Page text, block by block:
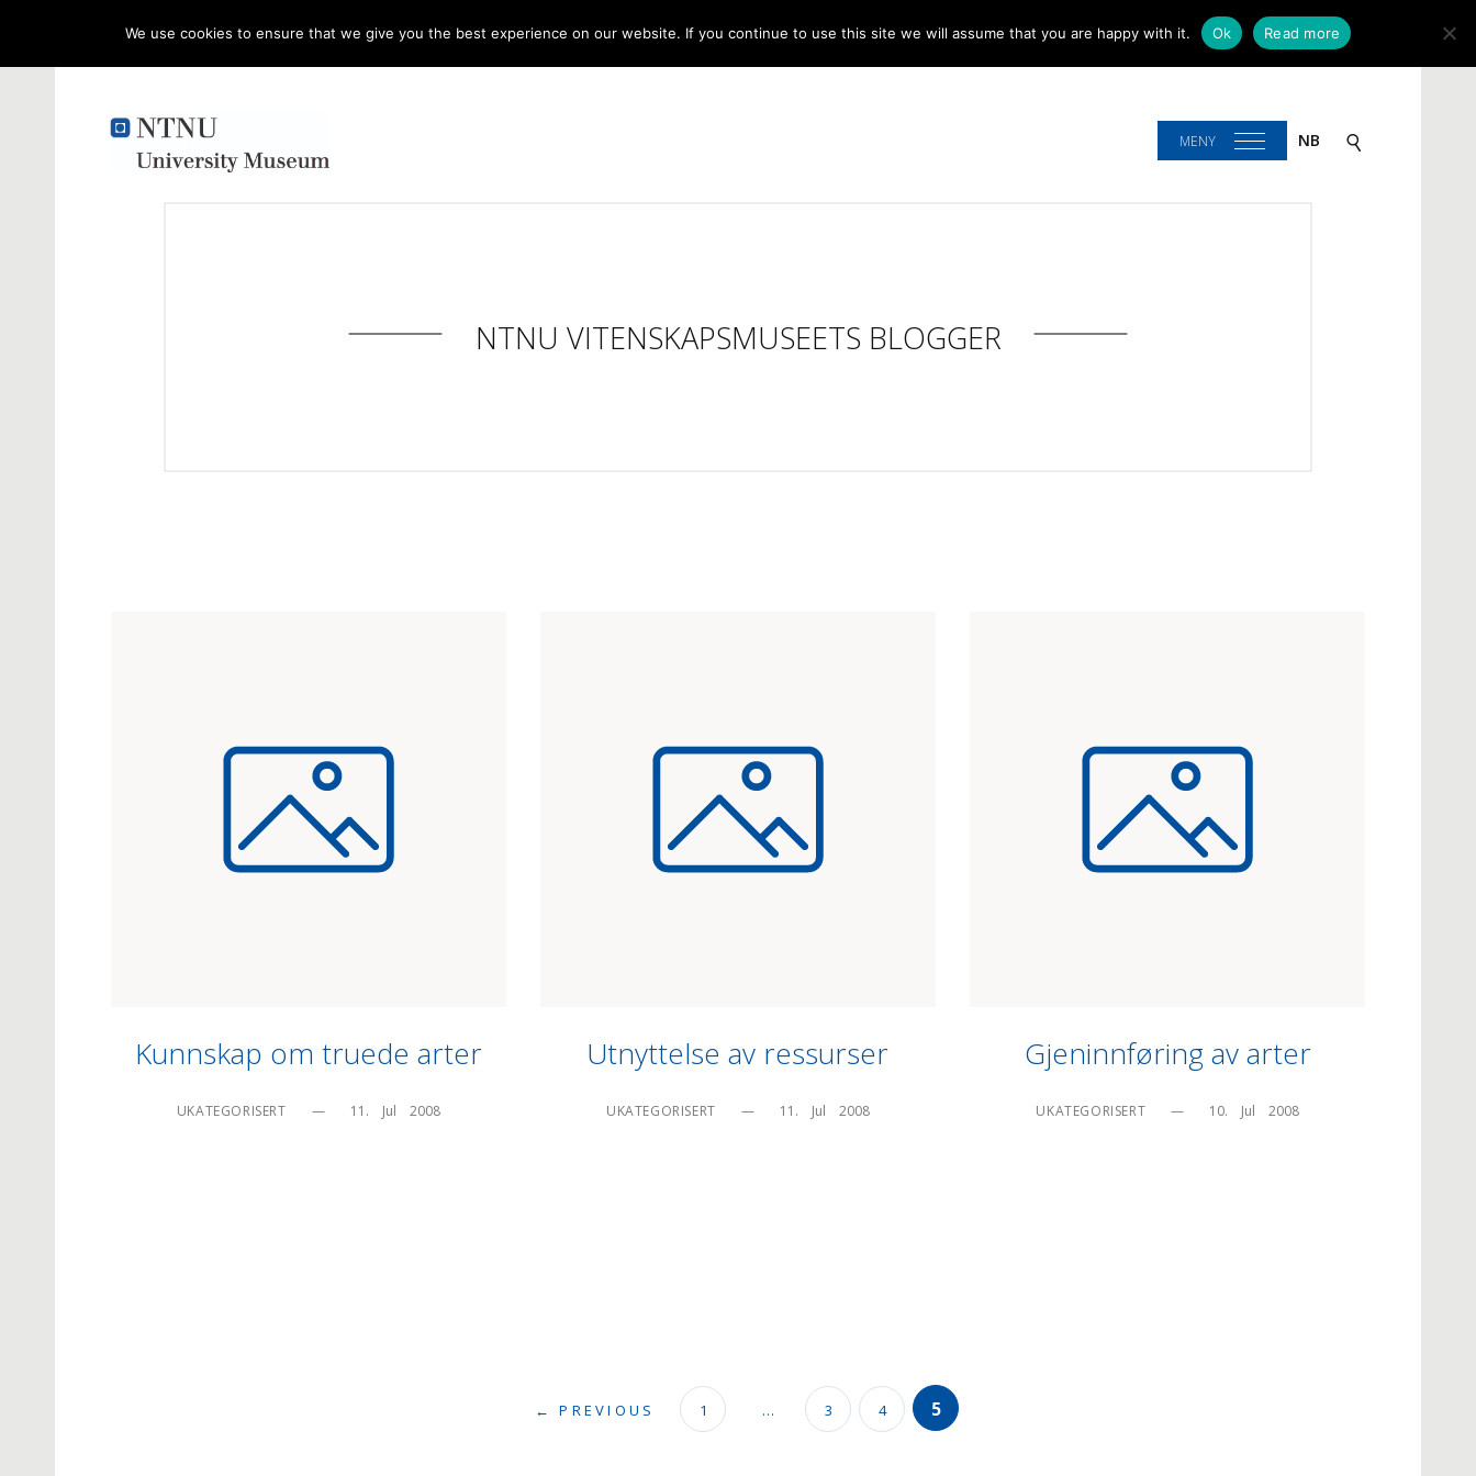
MENY NB
NTNU VITENSKAPSMUSEETS BLOGGER
Kunnskap om truede arter
UKATEGORISERT — 11.    Jul    2008
Utnyttelse av ressurser
UKATEGORISERT — 11.    Jul    2008
Gjeninnføring av arter
UKATEGORISERT — 10.    Jul    2008
← PREVIOUS 1 … 3 4 5
We use cookies to ensure that we give you the best experience on our website. If you continue to use this site we will assume that you are happy with it. Ok Read more